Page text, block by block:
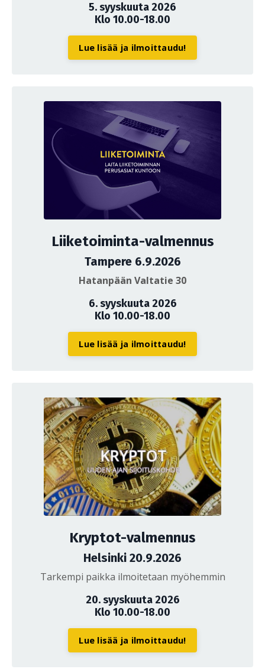
5. syyskuuta 2026
Klo 10.00-18.00
Lue lisää ja ilmoittaudu!
Liiketoiminta-valmennus
Tampere 6.9.2026
Hatanpään Valtatie 30
6. syyskuuta 2026
Klo 10.00-18.00
Lue lisää ja ilmoittaudu!
Kryptot-valmennus
Helsinki 20.9.2026
Tarkempi paikka ilmoitetaan myöhemmin
20. syyskuuta 2026
Klo 10.00-18.00
Lue lisää ja ilmoittaudu!